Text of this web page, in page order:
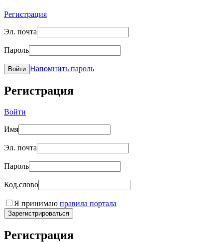
Регистрация
Эл. почта
Пароль
Войти Напомнить пароль
Регистрация
Войти
Имя
Эл. почта
Пароль
Код.слово
Я принимаю правила портала
Зарегистрироваться
Регистрация